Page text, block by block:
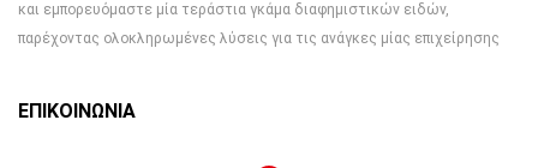
και εμπορευόμαστε μία τεράστια γκάμα διαφημιστικών ειδών,
παρέχοντας ολοκληρωμένες λύσεις για τις ανάγκες μίας επιχείρησης
ΕΠΙΚΟΙΝΩΝΙΑ